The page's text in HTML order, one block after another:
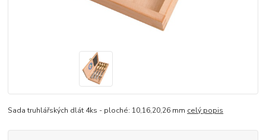
Sada truhlářských dlát 4ks - ploché: 10,16,20,26 mm celý popis